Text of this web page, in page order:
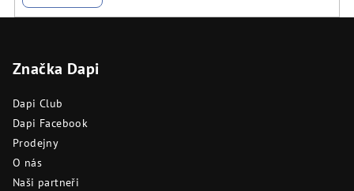
Značka Dapi
Dapi Club
Dapi Facebook
Prodejny
O nás
Naši partneři